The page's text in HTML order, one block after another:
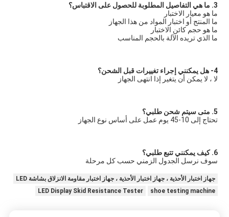
3. ما هي التفاصيل المطلوبة للحصول على الاقتباس؟
ما هو معيار الاختبار
ما المنتج أو اختبار المواد من هذا الجهاز
ما هو حجم كائن الاختبار
ما الذي تريده الآلة بالحجم المناسب
4- هل يمكنني إجراء تغييرات قبل الشحن؟
لا ، لا يمكن أن يتغير إذا انتهى الجهاز
5. متى سيتم شحن طلبي؟
تحتاج إلى 10-45 يوم عمل على أساس نوع الجهاز
6. كيف يمكنني تتبع طلبي؟
سوف نرسل الجدول الزمني حسب كل مرحلة
جهاز اختبار الأحذية ، جهاز اختبار الأحذية ، جهاز اختبار مقاومة الانزلاق بشاشة LED
shoe testing machine
LED Display Skid Resistance Tester